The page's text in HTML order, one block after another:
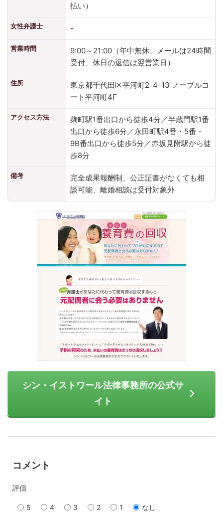
払い）
女性弁護士 -
営業時間
9:00～21:00（年中無休、メールは24時間
受付、休日の返信は翌営業日）
住所
東京都千代田区平河町2-4-13 ノーブルコ
ート平河町4F
アクセス方法
麹町駅1番出口から徒歩4分／半蔵門駅1番
出口から徒歩6分／永田町駅4番・5番・
9B番出口から徒歩5分／赤坂見附駅から徒
歩8分
備考
完全成果報酬制、公正証書がなくても相
談可能、離婚相談は受付対象外
シン・イストワール法律事務所の公式サ
イト
コメント
評価
5 4 3 2 1 なし